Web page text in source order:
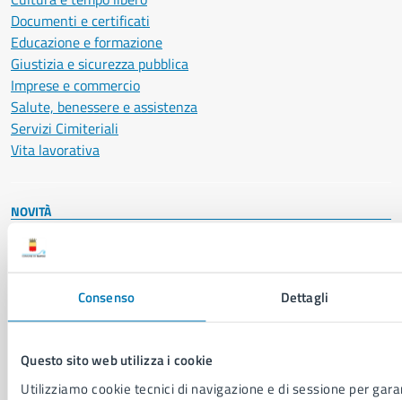
Consenso Dettagli
Questo sito web utilizza i cookie
Utilizziamo cookie tecnici di navigazione e di sessione per
Documenti e certificati
Educazione e formazione
Giustizia e sicurezza pubblica
Imprese e commercio
Salute, benessere e assistenza
Servizi Cimiteriali
Vita lavorativa
NOVITÀ
Notizie
Avvisi
Comunicati stampa della Giunta Comunale
Comunicati stampa del Consiglio Comunale
VIVERE IL COMUNE